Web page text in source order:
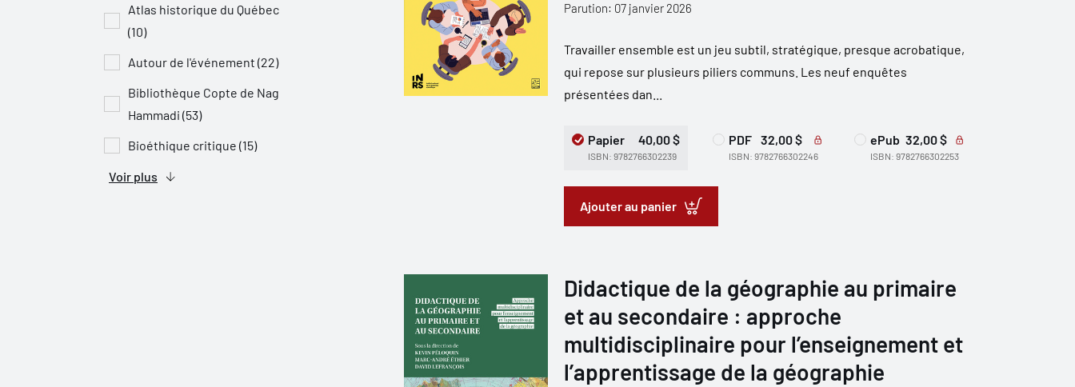
Atlas historique du Québec
(10)
Autour de l'événement (22)
Bibliothèque Copte de Nag
Hammadi (53)
Bioéthique critique (15)
Voir plus
Parution: 07 janvier 2026
Travailler ensemble est un jeu subtil, stratégique, presque acrobatique,
qui repose sur plusieurs piliers communs. Les neuf enquêtes
présentées dan...
Papier 40,00 $
ISBN: 9782766302239
PDF 32,00 $
ISBN: 9782766302246
ePub 32,00 $
ISBN: 9782766302253
Ajouter au panier
Didactique de la géographie au primaire
et au secondaire : approche
multidisciplinaire pour l’enseignement et
l’apprentissage de la géographie